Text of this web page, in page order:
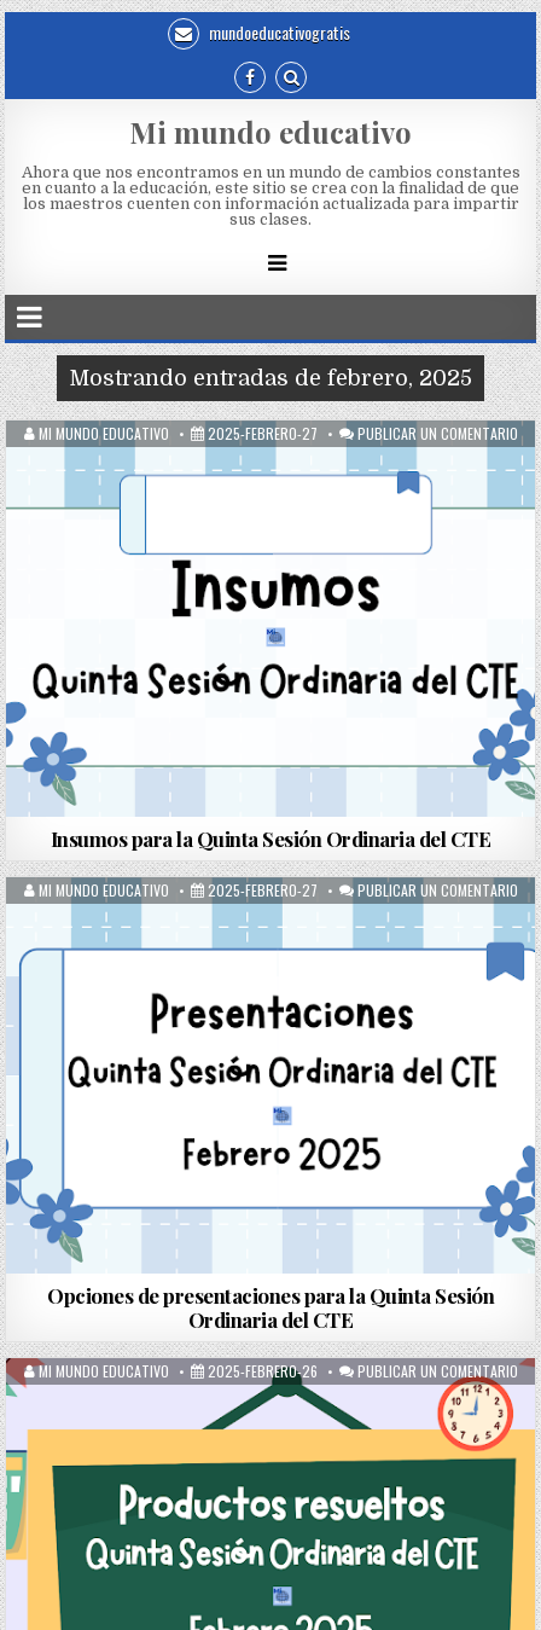
mundoeducativogratis
Mi mundo educativo
Ahora que nos encontramos en un mundo de cambios constantes
en cuanto a la educación, este sitio se crea con la finalidad de que
los maestros cuenten con información actualizada para impartir
sus clases.
Mostrando entradas de febrero, 2025
MI MUNDO EDUCATIVO 2025-FEBRERO-27 PUBLICAR UN COMENTARIO
Insumos para la Quinta Sesión Ordinaria del CTE
MI MUNDO EDUCATIVO 2025-FEBRERO-27 PUBLICAR UN COMENTARIO
Opciones de presentaciones para la Quinta Sesión
Ordinaria del CTE
MI MUNDO EDUCATIVO 2025-FEBRERO-26 PUBLICAR UN COMENTARIO